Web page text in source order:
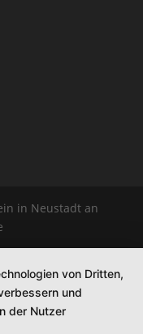
in Neustadt an
von Dritten,
und
der Nutzer